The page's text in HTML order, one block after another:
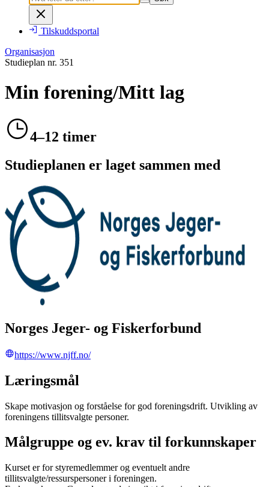
Tilskuddsportal
Organisasjon
Studieplan nr. 351
Min forening/Mitt lag
4–12 timer
Studieplanen er laget sammen med
Norges Jeger- og Fiskerforbund
https://www.njff.no/
Læringsmål
Skape motivasjon og forståelse for god foreningsdrift. Utvikling av
foreningens tillitsvalgte personer.
Målgruppe og ev. krav til forkunnskaper
Kurset er for styremedlemmer og eventuelt andre
tillitsvalgte/ressurspersoner i foreningen.